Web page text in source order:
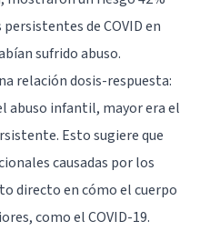
de COVID en
sufrido abuso.
relación dosis-respuesta:
abuso infantil, mayor era el
Esto sugiere que
causadas por los
directo en cómo el cuerpo
como el COVID-19.